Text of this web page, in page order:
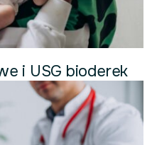
i USG bioderek